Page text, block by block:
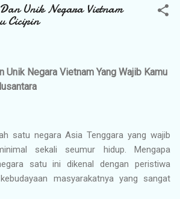
Unik Negara Vietnam
Cicipin
Unik Negara Vietnam Yang Wajib Kamu
satu negara Asia Tenggara yang wajib
sekali seumur hidup. Mengapa
satu ini dikenal dengan peristiwa
masyarakatnya yang sangat